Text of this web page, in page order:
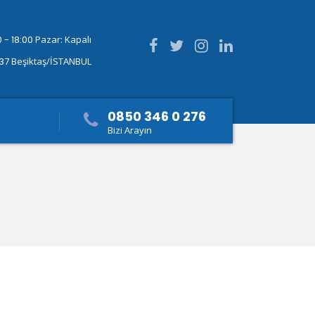
18:00 Pazar: Kapalı
Beşiktaş/İSTANBUL
0850 346 0 276
Bizi Arayın